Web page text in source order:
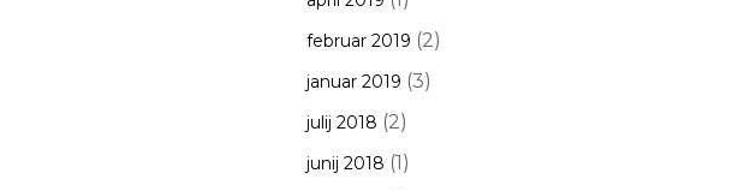
februar 2019 (2)
januar 2019 (3)
julij 2018 (2)
junij 2018 (1)